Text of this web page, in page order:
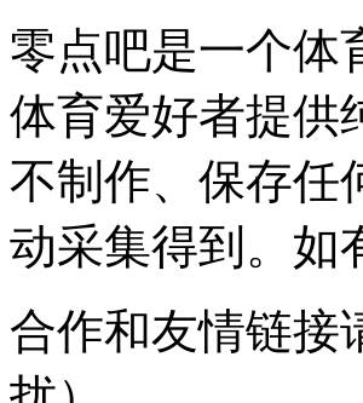
零点吧是一个体
体育爱好者提供
不制作、保存任
动采集得到。如
合作和友情链接